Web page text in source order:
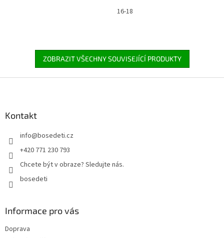
16-18
ZOBRAZIT VŠECHNY SOUVISEJÍCÍ PRODUKTY
Kontakt
info@bosedeti.cz
+420 771 230 793
Chcete být v obraze? Sledujte nás.
bosedeti
Informace pro vás
Doprava